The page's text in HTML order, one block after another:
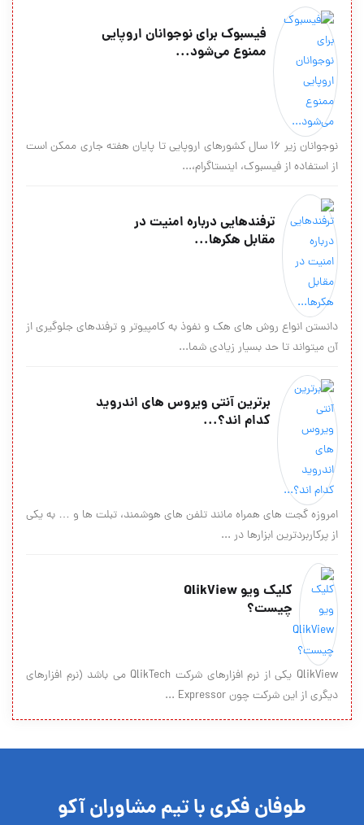
فیسبوک برای نوجوانان اروپایی
ممنوع می‌شود...
نوجوانان زیر ۱۶ سال کشورهای اروپایی تا پایان هفته جاری ممکن است
از استفاده از فیسبوک، اینستاگرام،...
ترفندهایی درباره امنیت در
مقابل هکرها...
دانستن انواع روش های هک و نفوذ به کامپیوتر و ترفندهای جلوگیری از
آن میتواند تا حد بسیار زیادی شما...
برترین آنتی ویروس های اندروید
کدام اند؟...
امروزه گجت های همراه مانند تلفن های هوشمند، تبلت ها و … به یکی
از پرکاربردترین ابزارها در ...
کلیک ویو QlikView
چیست؟
QlikView یکی از نرم افزارهای شرکت QlikTech می باشد (نرم افزارهای
دیگری از این شرکت چون Expressor ...
طوفان فکری با تیم مشاوران آکو